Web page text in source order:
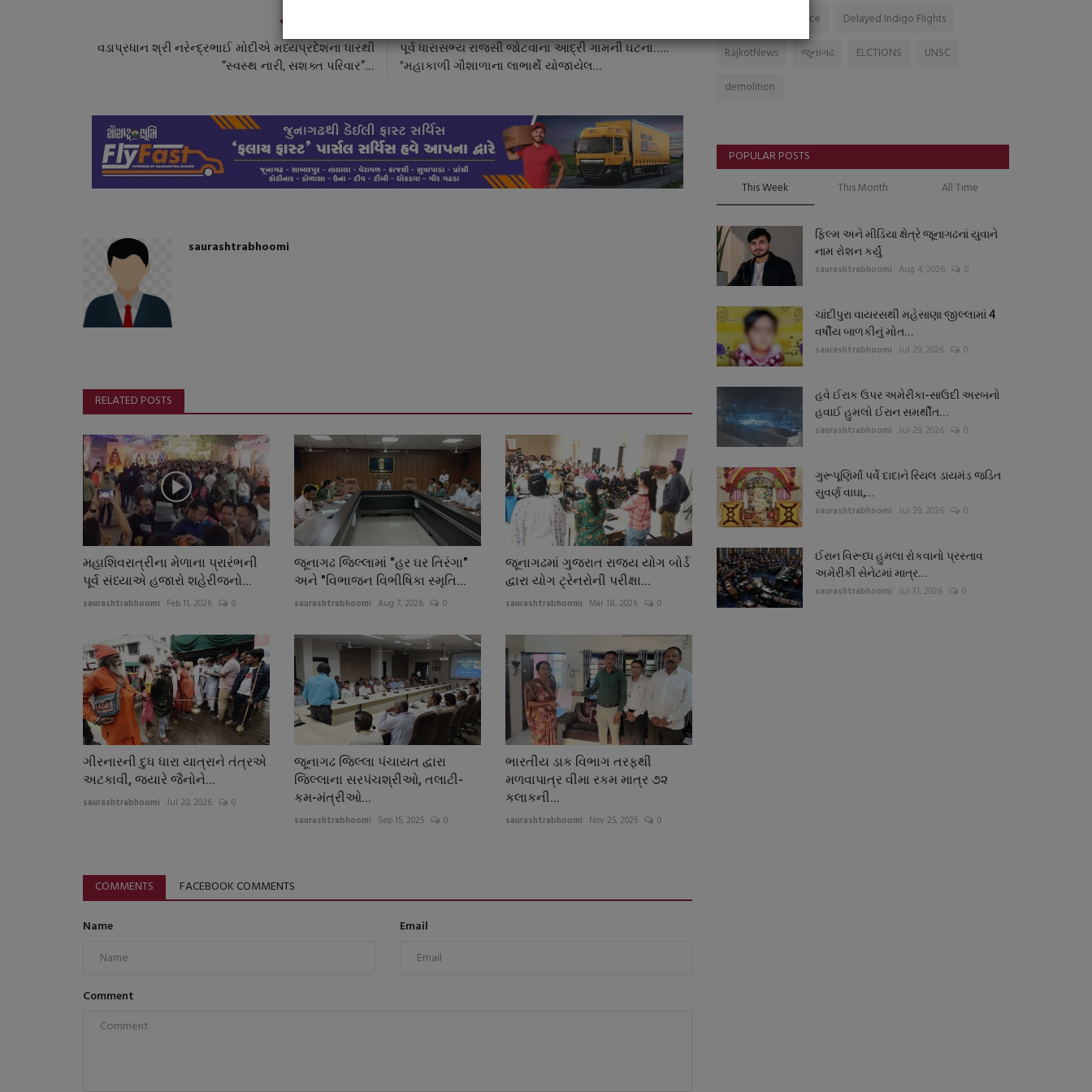
વડાપ્રધાન શ્રી નરેન્દ્રભાઈ મોદીએ મધ્યપ્રદેશના ધારથી
“સ્વસ્થ નારી, સશક્ત પરિવાર”...
પૂર્વ ધારાસભ્ય રાજસી જોટવાના આદ્રી ગામની ઘટના.....
"મહાકાળી ગૌશાળાના લાભાર્થે યોજાયેલ...
saurashtrabhoomi
RELATED POSTS
મહાશિવરાત્રીના મેળાના પ્રારંભની
પૂર્વ સંધ્યાએ હજારો શહેરીજનો...
saurashtrabhoomi Feb 11, 2026 0
જૂનાગઢ જિલ્લામાં "હર ઘર તિરંગા"
અને "વિભાજન વિભીષિકા સ્મૃતિ...
saurashtrabhoomi Aug 7, 2026 0
જૂનાગઢમાં ગુજરાત રાજ્ય યોગ બોર્ડ
દ્વારા યોગ ટ્રેનરોની પરીક્ષા...
saurashtrabhoomi Mar 18, 2026 0
ગીરનારની દુધ ધારા યાત્રાને તંત્રએ
અટકાવી, જયારે જૈનોને...
saurashtrabhoomi Jul 20, 2026 0
જૂનાગઢ જિલ્લા પંચાયત દ્વારા
જિલ્લાના સરપંચશ્રીઓ, તલાટી-
કમ-મંત્રીઓ...
saurashtrabhoomi Sep 15, 2025 0
ભારતીય ડાક વિભાગ તરફથી
મળવાપાત્ર વીમા રકમ માત્ર ૭૨
કલાકની...
saurashtrabhoomi Nov 25, 2025 0
COMMENTS FACEBOOK COMMENTS
Name Email
Comment
AcademicExcellence
Delayed Indigo Flights
RajkotNews
જૂનાગઢ ELCTIONS
UNSC
demolition
POPULAR POSTS
This Week This Month All Time
ફિલ્મ અને મીડિયા ક્ષેત્રે જૂનાગઢનાં યુવાને
નામ રોશન કર્યું
saurashtrabhoomi Aug 4, 2026 0
ચાંદીપુરા વાયરસથી મહેસાણા જીલ્લામાં 4
વર્ષીય બાળકીનું મોત...
saurashtrabhoomi Jul 29, 2026 0
હવે ઈરાક ઉપર અમેરીકા-સાઉદી અરબનો
હવાઈ હુમલો ઈરાન સમર્થીત...
saurashtrabhoomi Jul 29, 2026 0
ગુરૂપૂણિર્માં પર્વે દાદાને રિયલ ડાયમંડ જડિત
સુવર્ણ વાઘા,...
saurashtrabhoomi Jul 29, 2026 0
ઈરાન વિરૂધ્ધ હુમલા રોકવાનો પ્રસ્તાવ
અમેરીકી સેનેટમાં માત્ર...
saurashtrabhoomi Jul 31, 2026 0